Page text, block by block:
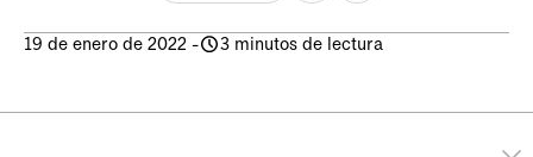
19 de enero de 2022 - 3 minutos de lectura